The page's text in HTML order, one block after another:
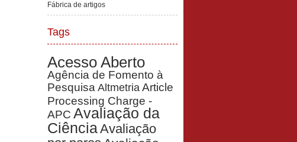
Fábrica de artigos
Tags
Acesso Aberto
Agência de Fomento à
Pesquisa Altmetria Article
Processing Charge -
APC Avaliação da
CiênciaAvaliação